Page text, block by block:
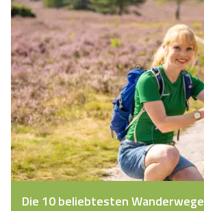
Die 10 beliebtesten Wanderwege